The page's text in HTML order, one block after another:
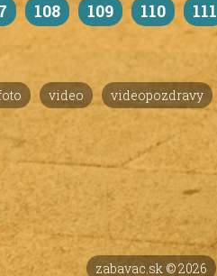
108 109 110 111
video videopozdravy
zabavac.sk © 2026